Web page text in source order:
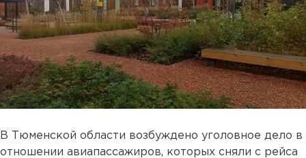
В Тюменской области возбуждено уголовное дело в
отношении авиапассажиров, которых сняли с рейса